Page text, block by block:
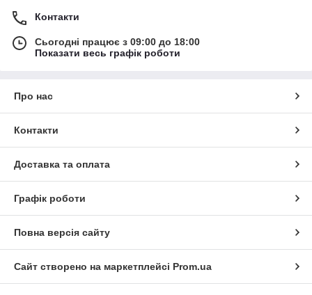
Контакти
Сьогодні працює з 09:00 до 18:00
Показати весь графік роботи
Про нас
Контакти
Доставка та оплата
Графік роботи
Повна версія сайту
Сайт створено на маркетплейсі Prom.ua